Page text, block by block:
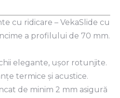
cu ridicare – VekaSlide cu
a profilului de 70 mm.
elegante, uşor rotunjite.
termice şi acustice.
de minim 2 mm asigură